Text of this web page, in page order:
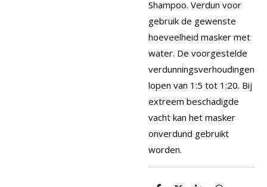
Shampoo. Verdun voor
gebruik de gewenste
hoeveelheid masker met
water. De voorgestelde
verdunningsverhoudingen
lopen van 1:5 tot 1:20. Bij
extreem beschadigde
vacht kan het masker
onverdund gebruikt
worden.